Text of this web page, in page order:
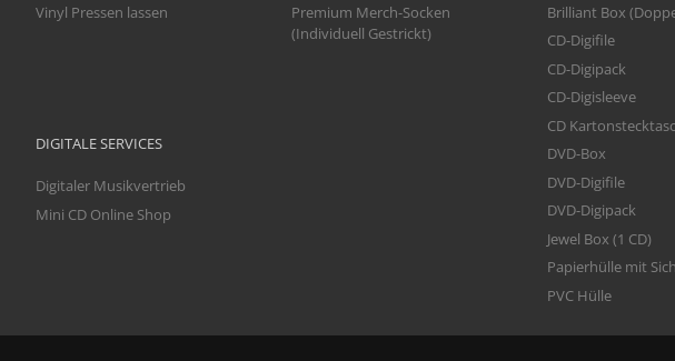
Vinyl Pressen lassen
DIGITALE SERVICES
Digitaler Musikvertrieb
Mini CD Online Shop
Premium Merch-Socken
(Individuell Gestrickt)
Brilliant Box
CD-Digifile
CD-Digipack
CD-Digisleeve
CD
DVD-Box
DVD-Digifile
DVD-Digipack
Jewel Box (1 CD)
Papierhülle mit
PVC Hülle